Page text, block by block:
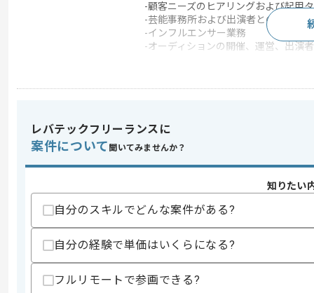
-顧客ニーズのヒアリングおよび起用
-芸能事務所および出演者との打ち合
-インフルエンサー業務
-オーディションの開催、運営、出演
・キャスティング業界での業務経験
・広告代理店での営業経験
・TVやWebCMやグラフィック広告を
スキルに不安がある方へ
上記に似た経験やスキルをお持ちであれば申
レバテックフリーランスに
案件について 聞いてみませんか？
知りたい
自分のスキルでどんな案件がある?
自分の経験で単価はいくらになる?
フルリモートで参画できる?